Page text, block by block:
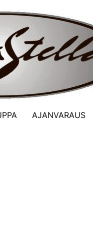
AJANVARAUS